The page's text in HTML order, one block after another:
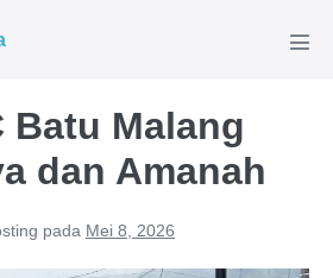
Batu Malang
dan Amanah
pada Mei 8, 2026